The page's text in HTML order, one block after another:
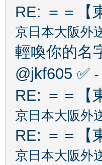
RE: ＝＝【
京日本大阪外
輕喚你的名
@jkf605 ✅ -
RE: ＝＝【
京日本大阪外
RE: ＝＝【
京日本大阪外